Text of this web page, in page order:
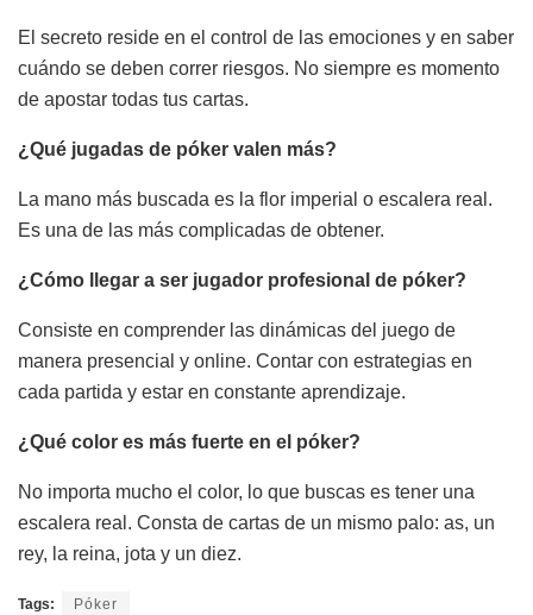
El secreto reside en el control de las emociones y en saber
cuándo se deben correr riesgos. No siempre es momento
de apostar todas tus cartas.
¿Qué jugadas de póker valen más?
La mano más buscada es la flor imperial o escalera real.
Es una de las más complicadas de obtener.
¿Cómo llegar a ser jugador profesional de póker?
Consiste en comprender las dinámicas del juego de
manera presencial y online. Contar con estrategias en
cada partida y estar en constante aprendizaje.
¿Qué color es más fuerte en el póker?
No importa mucho el color, lo que buscas es tener una
escalera real. Consta de cartas de un mismo palo: as, un
rey, la reina, jota y un diez.
Tags: Póker